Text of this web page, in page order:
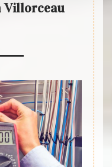
Villorceau